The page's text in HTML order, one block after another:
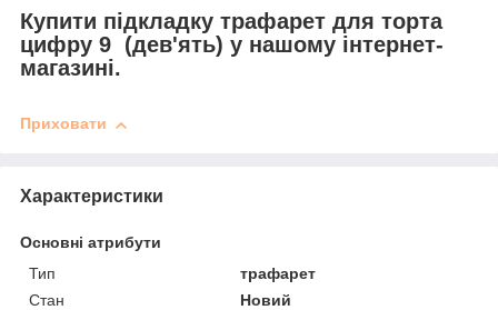
Купити підкладку трафарет для торта
цифру 9 (дев'ять) у нашому інтернет-
магазині.
Приховати
Характеристики
Основні атрибути
Тип
трафарет
Стан
Новий